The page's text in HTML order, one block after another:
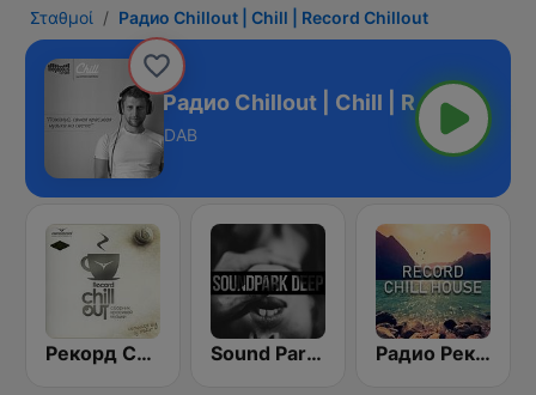
Σταθμοί Радио Chillout | Chill | Record Chillout
Радио Chillout | Chill | Record
DAB
Рекорд Chillout (Record Chillout) Sound Park #DEEP Радио Рекорд Chill House